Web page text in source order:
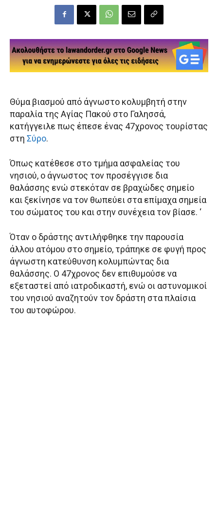
Θύμα βιασμού από άγνωστο κολυμβητή στην
παραλία της Αγίας Πακού στο Γαλησσά,
κατήγγειλε πως έπεσε ένας 47χρονος τουρίστας
στη Σύρο.
Όπως κατέθεσε στο τμήμα ασφαλείας του
νησιού, ο άγνωστος τον προσέγγισε δια
θαλάσσης ενώ στεκόταν σε βραχώδες σημείο
και ξεκίνησε να τον θωπεύει στα επίμαχα σημεία
του σώματος του και στην συνέχεια τον βίασε. ‘
Όταν ο δράστης αντιλήφθηκε την παρουσία
άλλου ατόμου στο σημείο, τράπηκε σε φυγή προς
άγνωστη κατεύθυνση κολυμπώντας δια
θαλάσσης. Ο 47χρονος δεν επιθυμούσε να
εξεταστεί από ιατροδικαστή, ενώ οι αστυνομικοί
του νησιού αναζητούν τον δράστη στα πλαίσια
του αυτοφώρου.